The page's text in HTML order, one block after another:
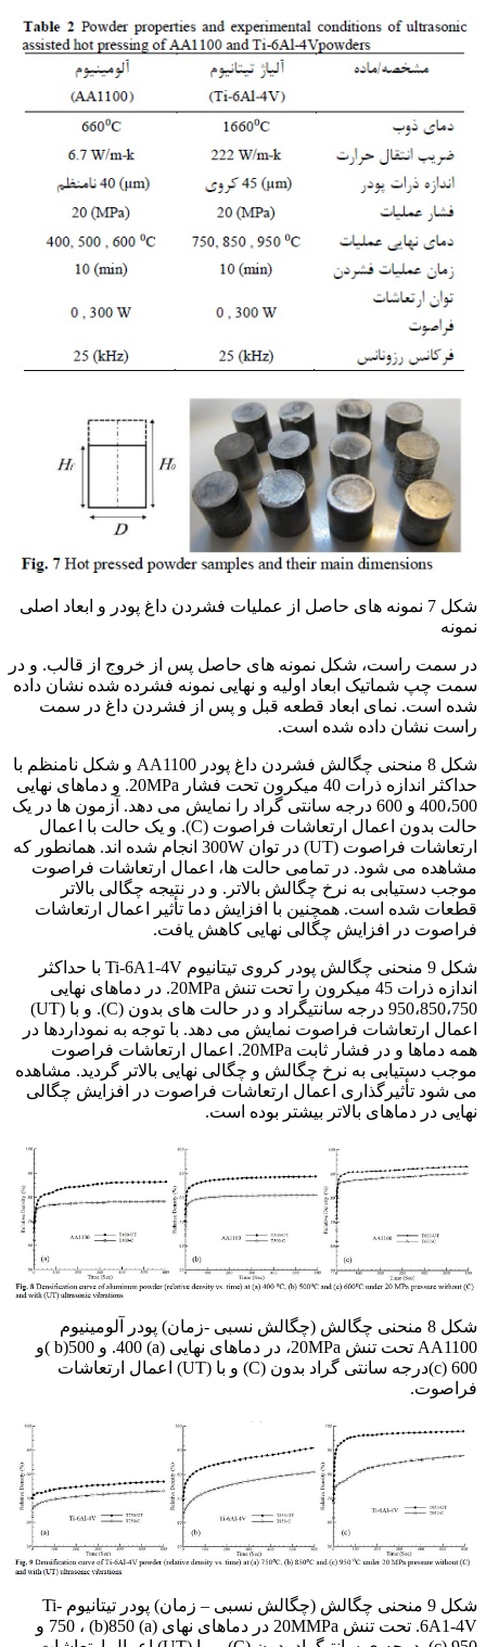
شکل 7 نمونه های حاصل از عملیات فشردن داغ پودر و ابعاد اصلی
نمونه
در سمت راست، شکل نمونه های حاصل پس از خروج از قالب. و در
سمت چپ شماتیک ابعاد اولیه و نهایی نمونه فشرده شده نشان داده
شده است. نمای ابعاد قطعه قبل و پس از فشردن داغ در سمت
راست نشان داده شده است.
شکل 8 منحنی چگالش فشردن داغ پودر AA1100 و شکل نامنظم با
حداکثر اندازه ذرات 40 میکرون تحت فشار 20MPa. و دماهای نهایی
400،500 و 600 درجه سانتی گراد را نمایش می دهد. آزمون ها در یک
حالت بدون اعمال ارتعاشات فراصوت (C). و یک حالت با اعمال
ارتعاشات فراصوت (UT) در توان 300W انجام شده اند. همانطور که
مشاهده می شود. در تمامی حالت ها، اعمال ارتعاشات فراصوت
موجب دستیابی به نرخ چگالش بالاتر. و در نتیجه چگالی بالاتر
قطعات شده است. همچنین با افزایش دما تأثیر اعمال ارتعاشات
فراصوت در افزایش چگالی نهایی کاهش یافت.
شکل 9 منحنی چگالش پودر کروی تیتانیوم Ti-6A1-4V با حداکثر
اندازه ذرات 45 میکرون را تحت تنش 20MPa. در دماهای نهایی
950،850،750 درجه سانتیگراد و در حالت های بدون (C). و با (UT)
اعمال ارتعاشات فراصوت نمایش می دهد. با توجه به نموداردها در
همه دماها و در فشار ثابت 20MPa. اعمال ارتعاشات فراصوت
موجب دستیابی به نرخ چگالش و چگالی نهایی بالاتر گردید. مشاهده
می شود تأثیرگذاری اعمال ارتعاشات فراصوت در افزایش چگالی
نهایی در دماهای بالاتر بیشتر بوده است.
شکل 8 منحنی چگالش (چگالش نسبی -زمان) پودر آلومینیوم
AA1100 تحت تنش 20MPa، در دماهای نهایی (a) 400. و b)500 )و
600 (c)درجه سانتی گراد بدون (C) و با (UT) اعمال ارتعاشات
فراصوت.
شکل 9 منحنی چگالش (چگالش نسبی – زمان) پودر تیتانیوم Ti-
6A1-4V. تحت تنش 20MMPa در دماهای نهای (a) 750 ، (b)850 و